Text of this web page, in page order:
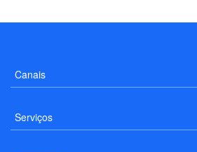
Canais
Serviços